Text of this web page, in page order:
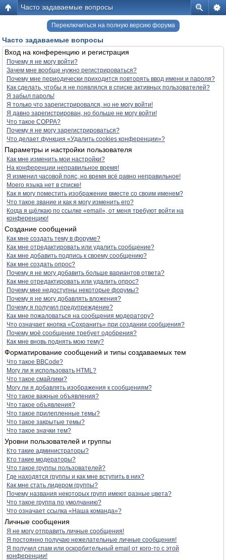
Часто задаваемые вопросы
Переключиться на полную версию форума
Часто задаваемые вопросы
Вход на конференцию и регистрация
Почему я не могу войти?
Зачем мне вообще нужно регистрироваться?
Почему мне периодически приходится повторять ввод имени и пароля?
Как сделать, чтобы я не появлялся в списке активных пользователей?
Я забыл пароль!
Я только что зарегистрировался, но не могу войти!
Я давно зарегистрирован, но больше не могу войти!
Что такое COPPA?
Почему я не могу зарегистрироваться?
Что делает функция «Удалить cookies конференции»?
Параметры и настройки пользователя
Как мне изменить мои настройки?
На конференции неправильное время!
Я изменил часовой пояс, но время всё равно неправильное!
Моего языка нет в списке!
Как я могу поместить изображение вместе со своим именем?
Что такое звание и как я могу изменить его?
Когда я щёлкаю по ссылке «email», от меня требуют войти на
конференцию!
Создание сообщений
Как мне создать тему в форуме?
Как мне отредактировать или удалить сообщение?
Как мне добавить подпись к своему сообщению?
Как мне создать опрос?
Почему я не могу добавить больше вариантов ответа?
Как мне отредактировать или удалить опрос?
Почему мне недоступны некоторые форумы?
Почему я не могу добавлять вложения?
Почему я получил предупреждение?
Как мне пожаловаться на сообщения модератору?
Что означает кнопка «Сохранить» при создании сообщения?
Почему моё сообщение требует одобрения?
Как мне вновь поднять мою тему?
Форматирование сообщений и типы создаваемых тем
Что такое BBCode?
Могу ли я использовать HTML?
Что такое смайлики?
Могу ли я добавлять изображения к сообщениям?
Что такое важные объявления?
Что такое объявления?
Что такое прилепленные темы?
Что такое закрытые темы?
Что такое значки тем?
Уровни пользователей и группы
Кто такие администраторы?
Кто такие модераторы?
Что такое группы пользователей?
Где находятся группы и как мне вступить в них?
Как мне стать лидером группы?
Почему названия некоторых групп имеют разные цвета?
Что такое группа по умолчанию?
Что означает ссылка «Наша команда»?
Личные сообщения
Я не могу отправить личные сообщения!
Я постоянно получаю нежелательные личные сообщения!
Я получил спам или оскорбительный email от кого-то с этой
конференции!